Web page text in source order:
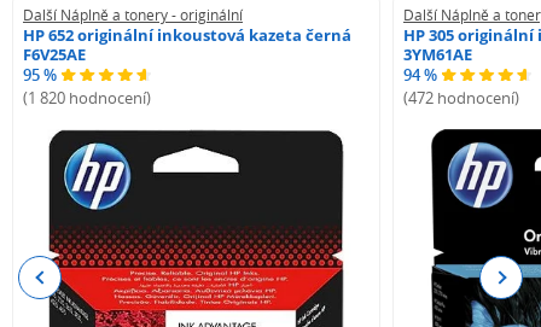
Další Náplně a tonery - originální
HP 652 originální inkoustová kazeta černá
F6V25AE
95 %
(1 820 hodnocení)
Další Náplně a
HP 305
3YM61AE
94 %
(472 hodnocení)
Previous Next